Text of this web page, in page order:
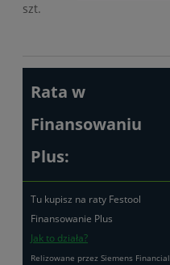
szt.
Rata w
Finansowaniu
Plus:
Tu kupisz na raty Festool
Finansowanie Plus
Jak to działa?
Relizowane przez Siemens Financial